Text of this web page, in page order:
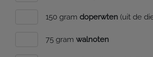
150 gram doperwten (uit de
75 gram walnoten